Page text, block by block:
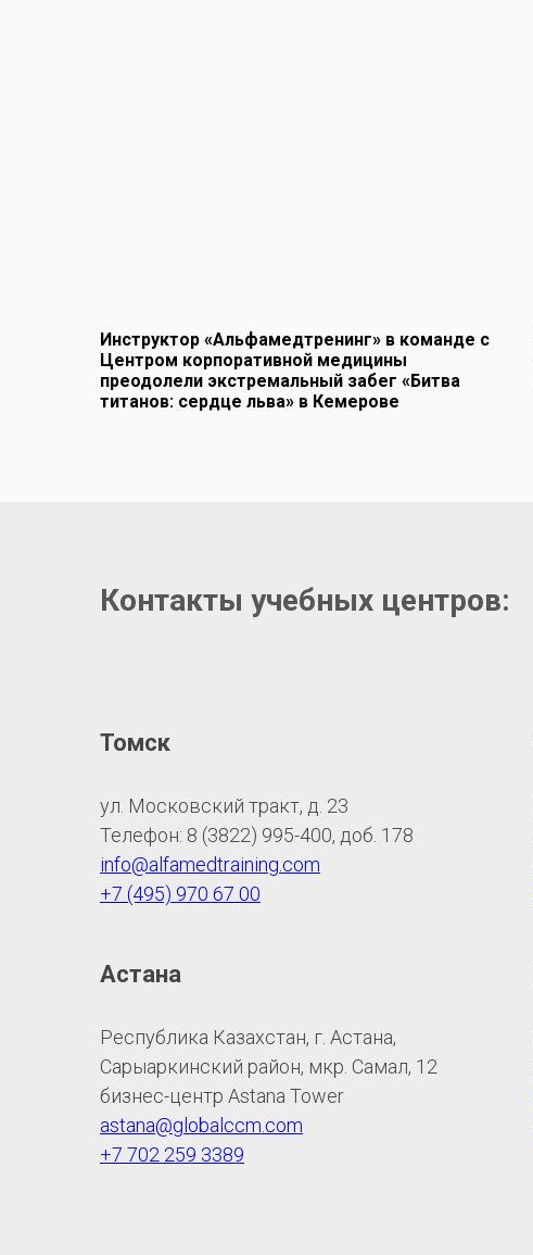
Инструктор «Альфамедтренинг» в команде с
Центром корпоративной медицины
преодолели экстремальный забег «Битва
титанов: сердце льва» в Кемерове
Контакты учебных центров:
Томск
ул. Московский тракт, д. 23
Телефон: 8 (3822) 995-400, доб. 178
info@alfamedtraining.com
+7 (495) 970 67 00
Астана
Республика Казахстан, г. Астана,
Сарыаркинский район, мкр. Самал, 12
бизнес-центр Astana Tower
astana@globalccm.com
+7 702 259 3389